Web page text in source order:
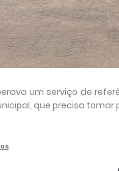
um serviço de
que precisa tomar